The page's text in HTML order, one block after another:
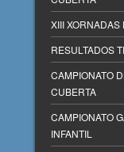
XIII XORNADAS
RESULTADOS
CAMPIONATO
CUBERTA
CAMPIONATO
INFANTIL